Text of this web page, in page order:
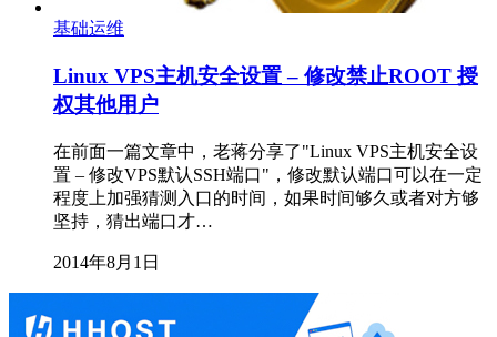
基础运维
Linux VPS主机安全设置 – 修改禁止ROOT 授
权其他用户
在前面一篇文章中，老蒋分享了"Linux VPS主机安全设
置 – 修改VPS默认SSH端口"，修改默认端口可以在一定
程度上加强猜测入口的时间，如果时间够久或者对方够
坚持，猜出端口才…
2014年8月1日